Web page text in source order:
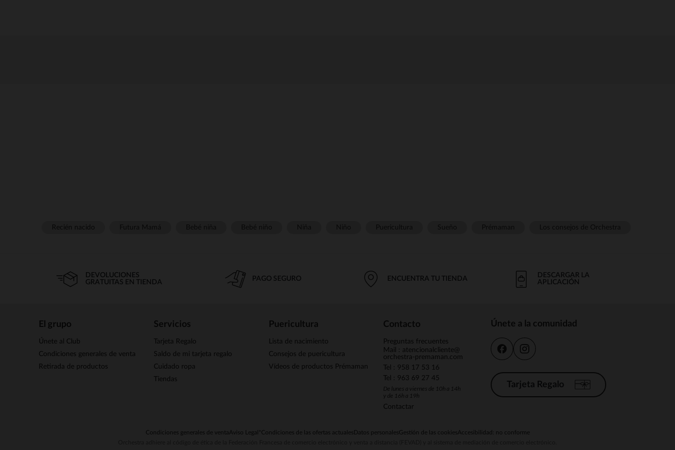
DEVOLUCIONES
GRATUITAS EN TIENDA
PAGO SEGURO ENCUENTRA TU TIENDA
DESCARGAR LA
APLICACIÓN
El grupo
Únete al Club
Condiciones generales de venta
Retirada de productos
Servicios
Tarjeta Regalo
Saldo de mi tarjeta regalo
Cuidado ropa
Tiendas
Puericultura
Lista de nacimiento
Consejos de puericultura
Vídeos de productos Prémaman
Contacto
Preguntas frecuentes
Mail : atencionalcliente@
orchestra-premaman.com
Tel : 958 17 53 16
Tel : 963 69 27 45
De lunes a viernes de 10h a 14h
y de 16h a 19h
Contactar
Únete a la comunidad
Tarjeta Regalo
Condiciones generales de ventaAviso Legal *Condiciones de las ofertas actuales Datos personalesGestión de las cookiesAccesibilidad: no conforme